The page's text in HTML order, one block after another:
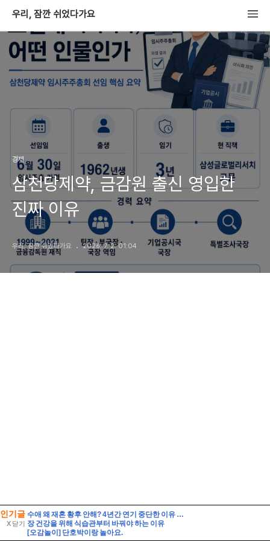
인기글
X 닫기
수애 왜 재혼 황후 안해? 4년간 연기 중단한 이유 ft 차기작
장 건강을 위해 식습관부터 바꿔야 하는 이유
[오감놀이] 단호박이랑 놀아요.